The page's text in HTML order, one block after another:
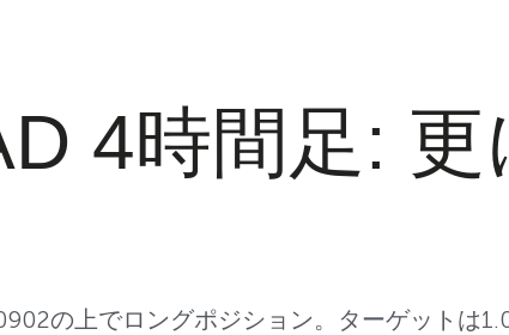
4時間足: 更
の上でロングポジション。ターゲットは